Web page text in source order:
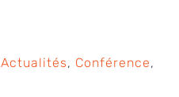
Actualités, Conférence,